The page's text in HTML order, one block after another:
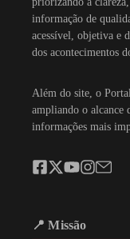
informação de
acessível, objetiva e
dos acontecimentos
Além do site, o
ampliando o alcance
informações mais
📍 Missão